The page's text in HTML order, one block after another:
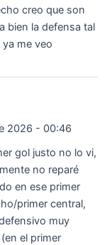
creo que son
bien la defensa tal
me veo
2026 - 00:46
gol justo no lo vi,
no reparé
en ese primer
primer central,
muy
el primer